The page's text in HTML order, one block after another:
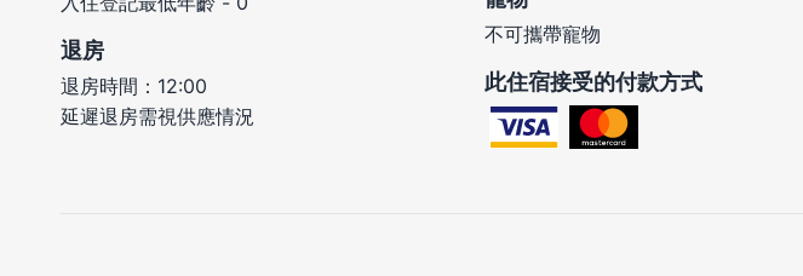
退房
退房時間：12:00
延遲退房需視供應情況
不可攜帶寵物
此住宿接受的付款方式